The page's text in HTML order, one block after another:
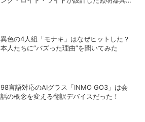
異色の4人組「モナキ」はなぜヒットした？
本人たちに”バズった理由”を聞いてみた
98言語対応のAIグラス「INMO GO3」は会
話の概念を変える翻訳デバイスだった！